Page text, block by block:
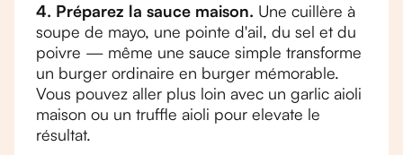
4. Préparez la sauce maison. Une cuillère à
soupe de mayo, une pointe d'ail, du sel et du
poivre — même une sauce simple transforme
un burger ordinaire en burger mémorable.
Vous pouvez aller plus loin avec un garlic aioli
maison ou un truffle aioli pour elevate le
résultat.